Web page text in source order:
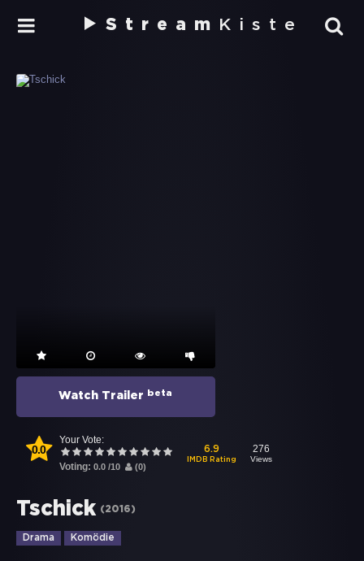
Stream Kiste
Watch Trailer beta
0.0
Your Vote:
Voting: 0.0 /10 (0)
6.9
IMDB Rating
276
Views
Tschick (2016)
Drama Komödie